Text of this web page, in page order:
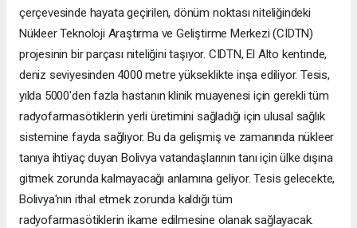
çerçevesinde hayata geçirilen, dönüm noktası niteliğindeki
Nükleer Teknoloji Araştırma ve Geliştirme Merkezi (CIDTN)
projesinin bir parçası niteliğini taşıyor. CIDTN, El Alto kentinde,
deniz seviyesinden 4000 metre yükseklikte inşa ediliyor. Tesis,
yılda 5000'den fazla hastanın klinik muayenesi için gerekli tüm
radyofarmasötiklerin yerli üretimini sağladığı için ulusal sağlık
sistemine fayda sağlıyor. Bu da gelişmiş ve zamanında nükleer
tanıya ihtiyaç duyan Bolivya vatandaşlarının tanı için ülke dışına
gitmek zorunda kalmayacağı anlamına geliyor. Tesis gelecekte,
Bolivya'nın ithal etmek zorunda kaldığı tüm
radyofarmasötiklerin ikame edilmesine olanak sağlayacak.